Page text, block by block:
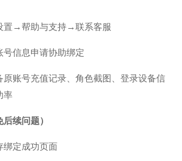
置→帮助与支持→联系客服
号信息申请协助绑定
原账号充值记录、角色截图、登录设备信
率
续问题）
绑定成功页面